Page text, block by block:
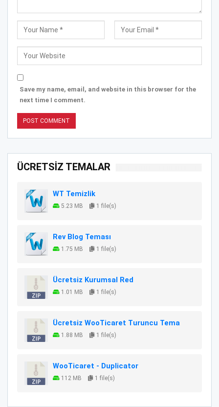
Save my name, email, and website in this browser for the
next time I comment.
ÜCRETSİZ TEMALAR
WT Temizlik
5.23 MB 1 file(s)
Rev Blog Teması
1.75 MB 1 file(s)
Ücretsiz Kurumsal Red
1.01 MB 1 file(s)
Ücretsiz WooTicaret Turuncu Tema
1.88 MB 1 file(s)
WooTicaret - Duplicator
112 MB 1 file(s)